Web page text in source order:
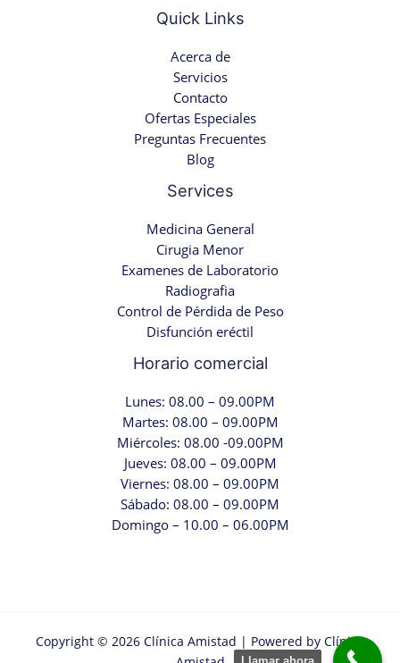
Quick Links
Acerca de
Servicios
Contacto
Ofertas Especiales
Preguntas Frecuentes
Blog
Services
Medicina General
Cirugia Menor
Examenes de Laboratorio
Radiografia
Control de Pérdida de Peso
Disfunción eréctil
Horario comercial
Lunes: 08.00 – 09.00PM
Martes: 08.00 – 09.00PM
Miércoles: 08.00 -09.00PM
Jueves: 08.00 – 09.00PM
Viernes: 08.00 – 09.00PM
Sábado: 08.00 – 09.00PM
Domingo – 10.00 – 06.00PM
Copyright © 2026 Clínica Amistad | Powered by Clínica